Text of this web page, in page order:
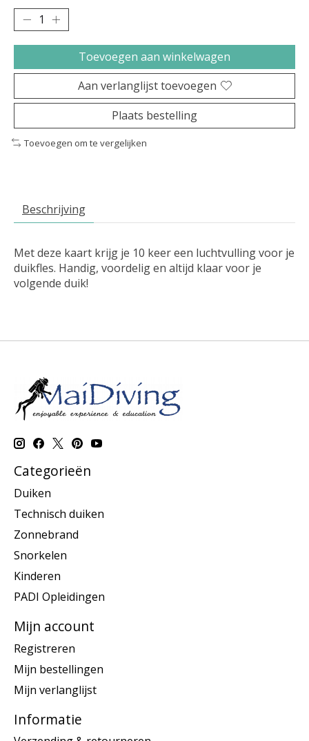
Toevoegen aan winkelwagen
Aan verlanglijst toevoegen
Plaats bestelling
Toevoegen om te vergelijken
Beschrijving
Met deze kaart krijg je 10 keer een luchtvulling voor je
duikfles. Handig, voordelig en altijd klaar voor je
volgende duik!
Categorieën
Duiken
Technisch duiken
Zonnebrand
Snorkelen
Kinderen
PADI Opleidingen
Mijn account
Registreren
Mijn bestellingen
Mijn verlanglijst
Informatie